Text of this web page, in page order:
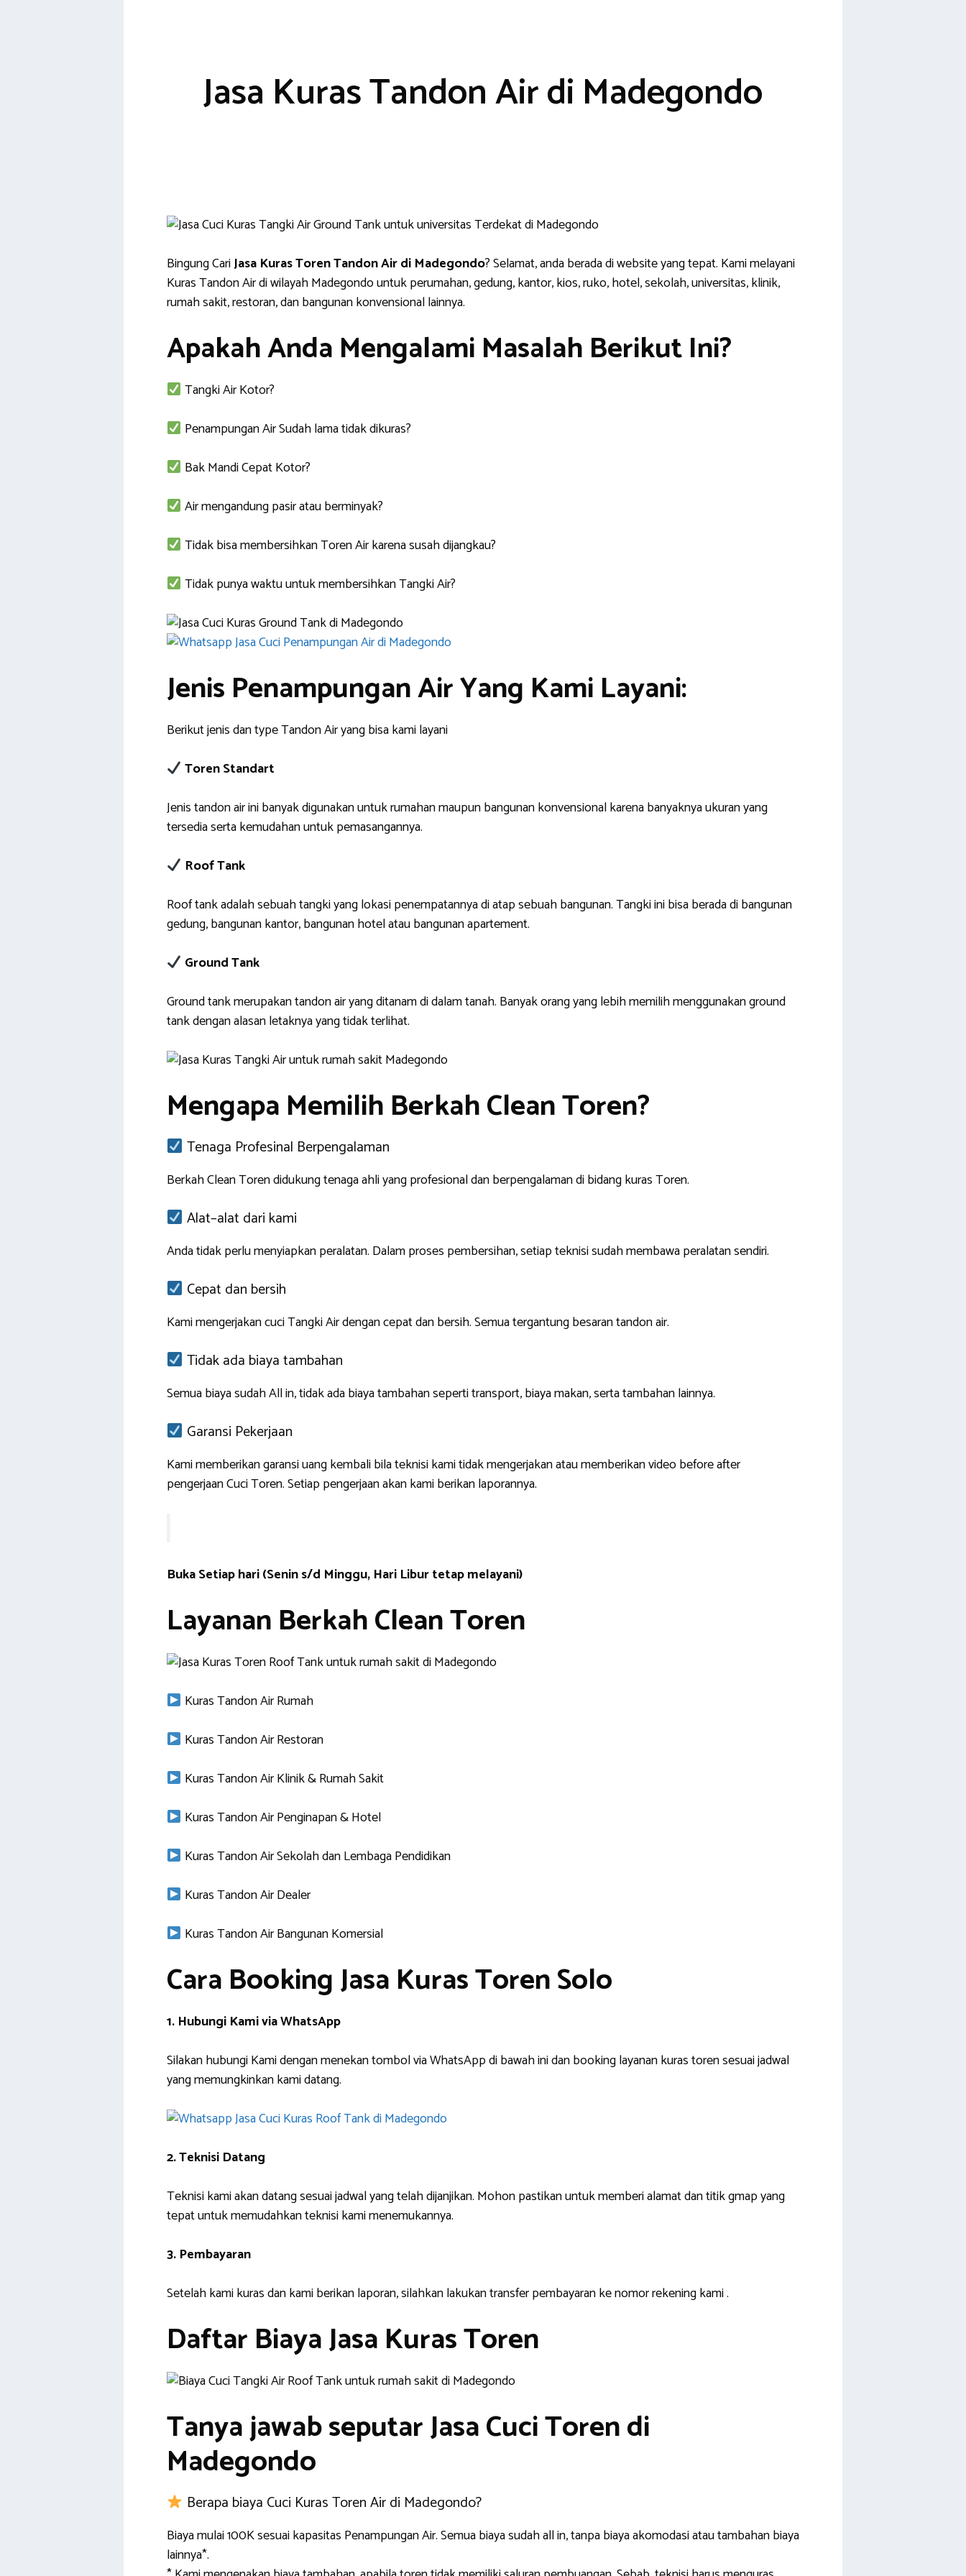
Jasa Kuras Tandon Air di Madegondo
Bingung CariJasa Kuras Toren Tandon Air di Madegondo? Selamat, anda berada di website yang tepat. Kami melayani
Kuras Tandon Air di wilayah Madegondo untuk perumahan, gedung, kantor, kios, ruko, hotel, sekolah, universitas, klinik,
rumah sakit, restoran, dan bangunan konvensional lainnya.
Apakah Anda Mengalami Masalah Berikut Ini?
Tangki Air Kotor?
Penampungan Air Sudah lama tidak dikuras?
Bak Mandi Cepat Kotor?
Air mengandung pasir atau berminyak?
Tidak bisa membersihkan Toren Air karena susah dijangkau?
Tidak punya waktu untuk membersihkan Tangki Air?
Jenis Penampungan Air Yang Kami Layani:
Berikut jenis dan type Tandon Air yang bisa kami layani
Toren Standart
Jenis tandon air ini banyak digunakan untuk rumahan maupun bangunan konvensional karena banyaknya ukuran yang
tersedia serta kemudahan untuk pemasangannya.
Roof Tank
Roof tank adalah sebuah tangki yang lokasi penempatannya di atap sebuah bangunan. Tangki ini bisa berada di bangunan
gedung, bangunan kantor, bangunan hotel atau bangunan apartement.
Ground Tank
Ground tank merupakan tandon air yang ditanam di dalam tanah. Banyak orang yang lebih memilih menggunakan ground
tank dengan alasan letaknya yang tidak terlihat.
Mengapa Memilih Berkah Clean Toren?
Tenaga Profesinal Berpengalaman
Berkah Clean Toren didukung tenaga ahli yang profesional dan berpengalaman di bidang kuras Toren.
Alat–alat dari kami
Anda tidak perlu menyiapkan peralatan. Dalam proses pembersihan, setiap teknisi sudah membawa peralatan sendiri.
Cepat dan bersih
Kami mengerjakan cuci Tangki Air dengan cepat dan bersih. Semua tergantung besaran tandon air.
Tidak ada biaya tambahan
Semua biaya sudah All in, tidak ada biaya tambahan seperti transport, biaya makan, serta tambahan lainnya.
Garansi Pekerjaan
Kami memberikan garansi uang kembali bila teknisi kami tidak mengerjakan atau memberikan video before after
pengerjaan Cuci Toren. Setiap pengerjaan akan kami berikan laporannya.
Buka Setiap hari(Senin s/d Minggu, Hari Libur tetap melayani)
Layanan Berkah Clean Toren
Kuras Tandon Air Rumah
Kuras Tandon Air Restoran
Kuras Tandon Air Klinik & Rumah Sakit
Kuras Tandon Air Penginapan & Hotel
Kuras Tandon Air Sekolah dan Lembaga Pendidikan
Kuras Tandon Air Dealer
Kuras Tandon Air Bangunan Komersial
Cara Booking Jasa Kuras Toren Solo
1. Hubungi Kami via WhatsApp
Silakan hubungi Kami dengan menekan tombol via WhatsApp di bawah ini dan booking layanan kuras toren sesuai jadwal
yang memungkinkan kami datang.
2. Teknisi Datang
Teknisi kami akan datang sesuai jadwal yang telah dijanjikan. Mohon pastikan untuk memberi alamat dan titik gmap yang
tepat untuk memudahkan teknisi kami menemukannya.
3. Pembayaran
Setelah kami kuras dan kami berikan laporan, silahkan lakukan transfer pembayaran ke nomor rekening kami .
Daftar Biaya Jasa Kuras Toren
Tanya jawab seputar Jasa Cuci Toren di
Madegondo
Berapa biaya Cuci Kuras Toren Air di Madegondo?
Biaya mulai 100K sesuai kapasitas Penampungan Air. Semua biaya sudah all in, tanpa biaya akomodasi atau tambahan biaya
lainnya*.